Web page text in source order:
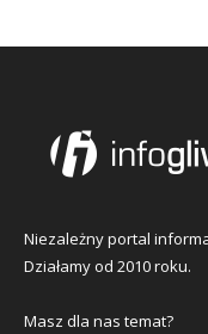
Niezależny portal
Działamy od 2010 roku.
Masz dla nas temat?